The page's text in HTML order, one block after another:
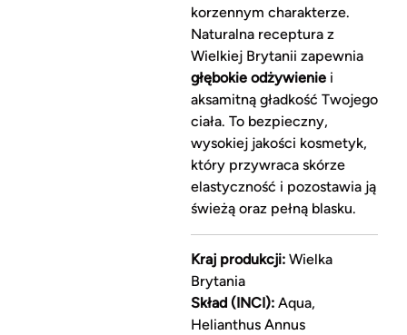
korzennym charakterze.
Naturalna receptura z
Wielkiej Brytanii zapewnia
głębokie odżywieniei
aksamitną gładkość Twojego
ciała. To bezpieczny,
wysokiej jakości kosmetyk,
który przywraca skórze
elastyczność i pozostawia ją
świeżą oraz pełną blasku.
Kraj produkcji:Wielka
Brytania
Skład (INCI):Aqua,
Helianthus Annus